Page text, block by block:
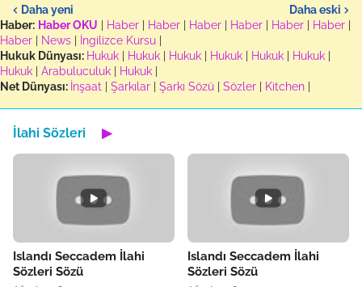
Daha yeni
Daha eski
Haber: Haber OKU Haber Haber Haber Haber Haber Haber
Haber
News İngilizce Kursu
Hukuk Dünyası: Hukuk Hukuk Hukuk Hukuk Hukuk Hukuk
Hukuk
Arabuluculuk Hukuk
Net Dünyası: İnşaat Şarkılar Şarkı Sözü Sözler Kitchen
İlahi Sözleri ▶
Islandı Seccadem İlahi
Sözleri Sözü
Islandı Seccadem İlahi
Sözleri Sözü